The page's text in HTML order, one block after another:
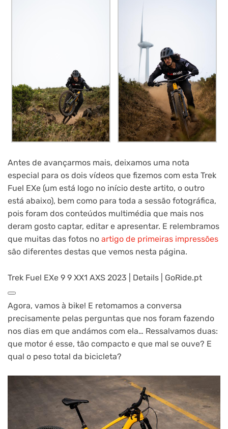
Antes de avançarmos mais, deixamos uma nota
especial para os dois vídeos que fizemos com esta Trek
Fuel EXe (um está logo no início deste artito, o outro
está abaixo), bem como para toda a sessão fotográfica,
pois foram dos conteúdos multimédia que mais nos
deram gosto captar, editar e apresentar. E relembramos
que muitas das fotos no artigo de primeiras impressões
são diferentes destas que vemos nesta página.
Trek Fuel EXe 9 9 XX1 AXS 2023 | Details | GoRide.pt
Agora, vamos à bike! E retomamos a conversa
precisamente pelas perguntas que nos foram fazendo
nos dias em que andámos com ela… Ressalvamos duas:
que motor é esse, tão compacto e que mal se ouve? E
qual o peso total da bicicleta?